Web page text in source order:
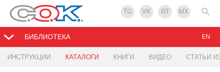
TG VK RT MX
БИБЛИОТЕКА
ИНСТРУКЦИИ КАТАЛОГИ КНИГИ ВИДЕО СТАТЬИ
EN